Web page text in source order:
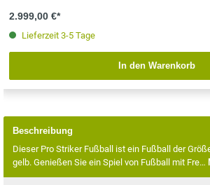
2.999,00 €*
Lieferzeit 3-5 Tage
In den Warenkorb
Beschreibung
Dieser Pro Striker Fußball ist ein Fußball der
gelb. Genießen Sie ein Spiel von Fußball mit Fre…